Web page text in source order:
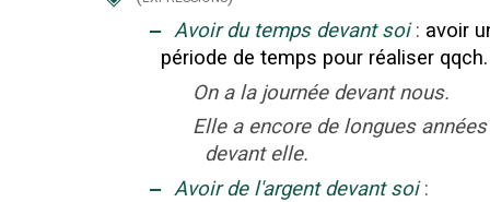
‒ Avoir du temps devant soi : avoir
période de temps pour réaliser qqch.
On a la journée devant nous.
Elle a encore de longues années
devant elle.
‒ Avoir de l'argent devant soi :